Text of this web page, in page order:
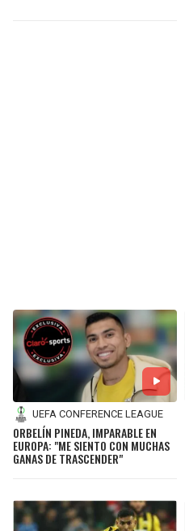
UEFA CONFERENCE LEAGUE
ORBELÍN PINEDA, IMPARABLE EN
EUROPA: "ME SIENTO CON MUCHAS
GANAS DE TRASCENDER"